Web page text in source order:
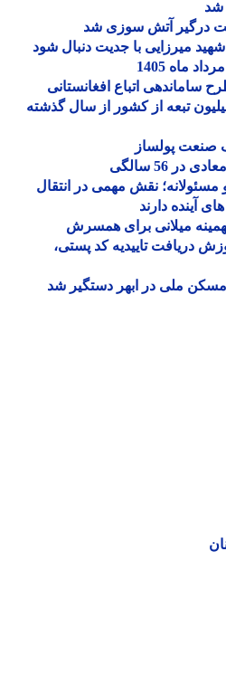
آتش سوزی شد
میرزایی با جدیت دنبال شود
اتباع افغانستانی
است | خروج 2 میلیون تبعه از کشور از سال گذشته
پولساز
سالگی
نقش مهمی در انتقال
دارند
میلانی برای همسرش
تاییدیه کد پستی،